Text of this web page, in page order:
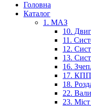
Головна
Каталог
1. МАЗ
10.
11.
12.
13.
16.
17.
18.
22.
23.